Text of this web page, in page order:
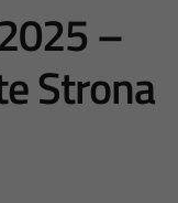
–
Strona